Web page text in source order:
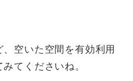
空いた空間を有効利用
てくださいね。